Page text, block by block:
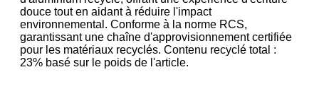
douce tout en aidant à réduire l'impact
environnemental. Conforme à la norme RCS,
garantissant une chaîne d'approvisionnement certifiée
pour les matériaux recyclés. Contenu recyclé total :
23% basé sur le poids de l'article.